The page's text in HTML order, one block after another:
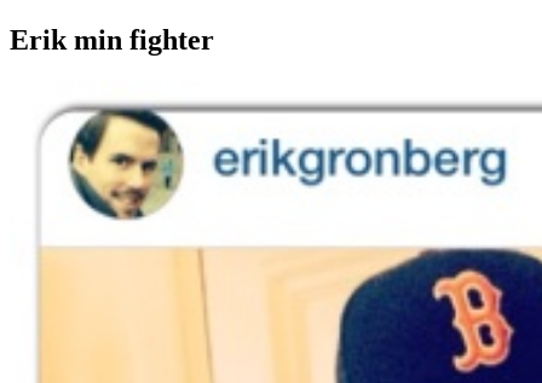
Erik min fighter